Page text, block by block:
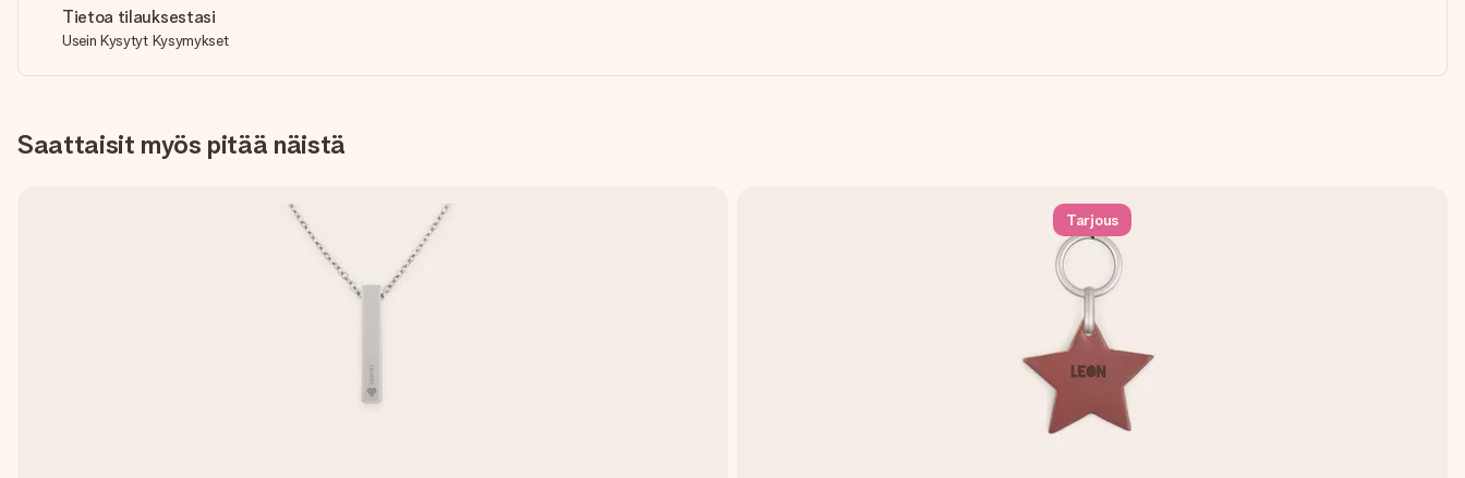
Tietoa tilauksestasi
Usein Kysytyt Kysymykset
Saattaisit myös pitää näistä
Tarjous